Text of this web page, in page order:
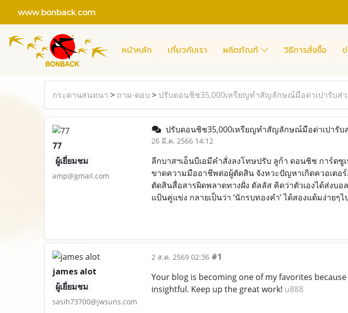
www.bonback.com
หน้าหลัก เกี่ยวกับเรา ผลิตภัณฑ์ วิธีการสั่งซื้อ
กระดานสนทนา > ถาม-ตอบ > ปรับดอนชิช35,000เหรียญทำสัญลักษณ์มือด่าเปารับส่ว
77
ผู้เยี่ยมชม
amp@gmail.com
ปรับดอนชิช35,000เหรียญทำสัญลักษณ์มือด่าเปารับ
26 มี.ค. 2566 14:12
ลีกบาสฯเอ็นบีเอมีคำสั่งลงโทษปรับ ลูก้า ดอนชิช การ์ดซู
ขาดความมืออาชีพต่อผู้ตัดสิน จังหวะปัญหาเกิดควอเตอร์
ตัดสินสื่อสารผิดพลาดทางฝั่ง ดัลลัส คิดว่าตัวเองได้ส่งบ
แป้นคู่แข่ง กลายเป็นว่า ‘นักรบทองคำ’ ได้สองแต้มง่า
james alot
ผู้เยี่ยมชม
sasih73700@jwsuns.com
2 ส.ค. 2569 02:36 #1
Your blog is becoming one of my favorites
insightful. Keep up the great work! u888